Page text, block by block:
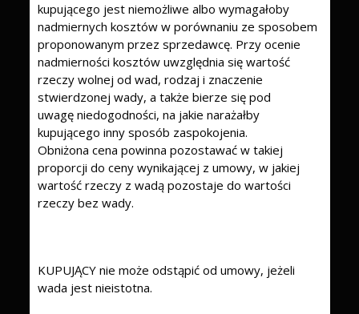
kupującego jest niemożliwe albo wymagałoby
nadmiernych kosztów w porównaniu ze sposobem
proponowanym przez sprzedawcę. Przy ocenie
nadmierności kosztów uwzględnia się wartość
rzeczy wolnej od wad, rodzaj i znaczenie
stwierdzonej wady, a także bierze się pod
uwagę niedogodności, na jakie narażałby
kupującego inny sposób zaspokojenia.
Obniżona cena powinna pozostawać w takiej
proporcji do ceny wynikającej z umowy, w jakiej
wartość rzeczy z wadą pozostaje do wartości
rzeczy bez wady.
KUPUJĄCY nie może odstąpić od umowy, jeżeli
wada jest nieistotna.